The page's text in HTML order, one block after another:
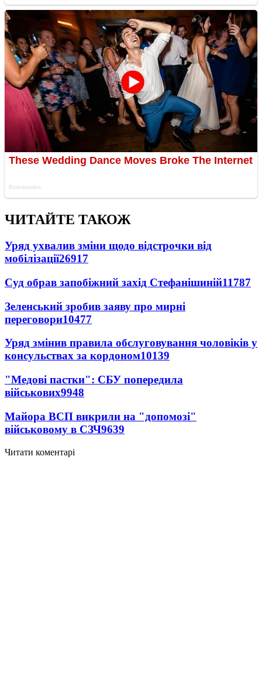
ЧИТАЙТЕ ТАКОЖ
Уряд ухвалив зміни щодо відстрочки від
мобілізації26917
Суд обрав запобіжний захід Стефанішиній11787
Зеленський зробив заяву про мирні
переговори10477
Уряд змінив правила обслуговування чоловіків у
консульствах за кордоном10139
"Медові пастки": СБУ попередила
військових9948
Майора ВСП викрили на "допомозі"
військовому в СЗЧ9639
Читати коментарі